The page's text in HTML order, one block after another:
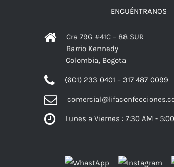
ENCUÉNTRANOS
Cra 79G #41C – 88 SUR
Barrio Kennedy
Colombia, Bogota
(601) 233 0401 – 317 487 0099
Lunes a Viernes : 7:30 AM -